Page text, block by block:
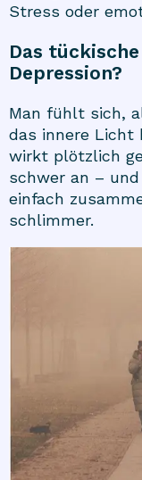
Stress oder
Das
Depression?
Man fühlt sich,
das innere Licht
wirkt plötzlich
schwer an –
einfach
schlimmer.